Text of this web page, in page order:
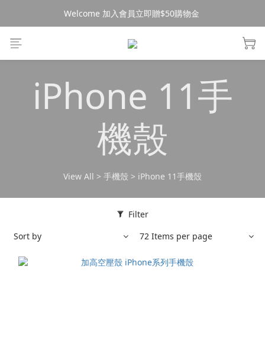
消費$490超商免運🚚
Welcome 加入會員立即贈$50購物金
消費$490超商免運🚚
iPhone 11手
機殼
View All > 手機殼 > iPhone 11手機殼
Filter
Sort by
72 Items per page